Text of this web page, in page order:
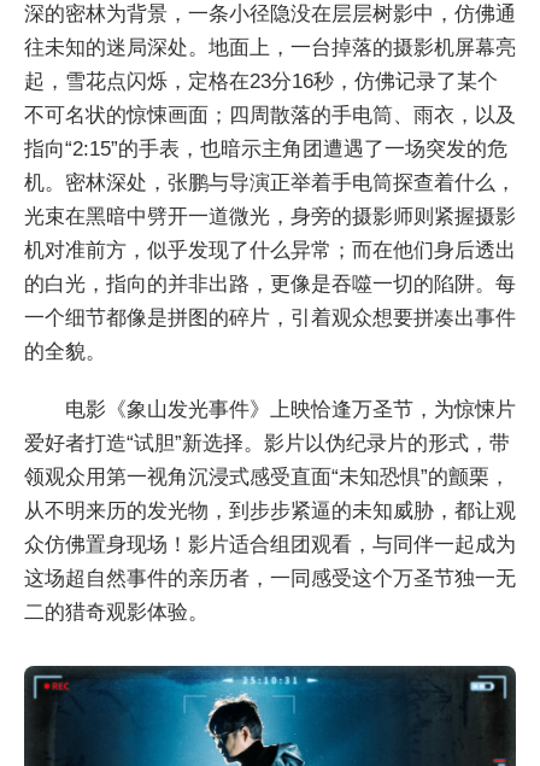
深的密林为背景，一条小径隐没在层层树影中，仿佛通
往未知的迷局深处。地面上，一台掉落的摄影机屏幕亮
起，雪花点闪烁，定格在23分16秒，仿佛记录了某个
不可名状的惊悚画面；四周散落的手电筒、雨衣，以及
指向“2:15”的手表，也暗示主角团遭遇了一场突发的危
机。密林深处，张鹏与导演正举着手电筒探查着什么，
光束在黑暗中劈开一道微光，身旁的摄影师则紧握摄影
机对准前方，似乎发现了什么异常；而在他们身后透出
的白光，指向的并非出路，更像是吞噬一切的陷阱。每
一个细节都像是拼图的碎片，引着观众想要拼凑出事件
的全貌。
电影《象山发光事件》上映恰逢万圣节，为惊悚片
爱好者打造“试胆”新选择。影片以伪纪录片的形式，带
领观众用第一视角沉浸式感受直面“未知恐惧”的颤栗，
从不明来历的发光物，到步步紧逼的未知威胁，都让观
众仿佛置身现场！影片适合组团观看，与同伴一起成为
这场超自然事件的亲历者，一同感受这个万圣节独一无
二的猎奇观影体验。